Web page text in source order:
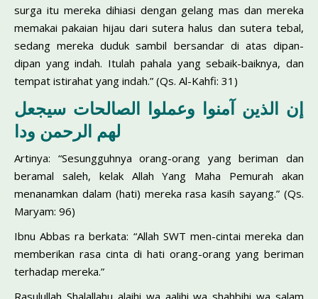
surga itu mereka dihiasi dengan gelang mas dan mereka
memakai pakaian hijau dari sutera halus dan sutera tebal,
sedang mereka duduk sambil bersandar di atas dipan-
dipan yang indah. Itulah pahala yang sebaik-baiknya, dan
tempat istirahat yang indah.” (Qs. Al-Kahfi: 31)
إن الذين آمنوا وعملوا الصالحات سيجعل
لهم الرحمن ودا
Artinya: “Sesungguhnya orang-orang yang beriman dan
beramal saleh, kelak Allah Yang Maha Pemurah akan
menanamkan dalam (hati) mereka rasa kasih sayang.” (Qs.
Maryam: 96)
Ibnu Abbas ra berkata: “Allah SWT men-cintai mereka dan
memberikan rasa cinta di hati orang-orang yang beriman
terhadap mereka.”
Rasulullah Shalallahu alaihi wa aalihi wa shahbihi wa salam